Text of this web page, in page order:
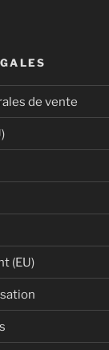
de vente
(EU)